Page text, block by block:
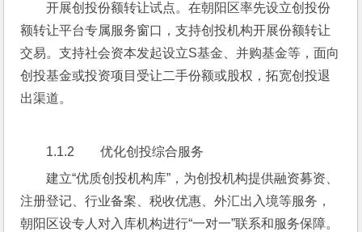
开展创投份额转让试点。在朝阳区率先设立创投份
额转让平台专属服务窗口，支持创投机构开展份额转让
交易。支持社会资本发起设立S基金、并购基金等，面向
创投基金或投资项目受让二手份额或股权，拓宽创投退
出渠道。
1.1.2        优化创投综合服务
建立“优质创投机构库”，为创投机构提供融资募资、
注册登记、行业备案、税收优惠、外汇出入境等服务，
朝阳区设专人对入库机构进行“一对一”联系和服务保障。